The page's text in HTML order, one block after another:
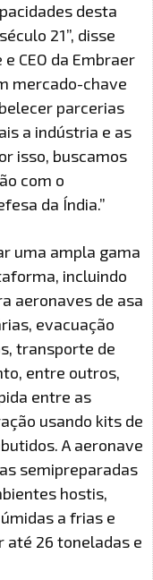
desta
21”, disse
CEO da Embraer
mercado-chave
parcerias
a indústria e as
isso, buscamos
com o
da Índia.”
uma ampla gama
incluindo
aeronaves de asa
evacuação
transporte de
entre outros,
entre as
usando kits de
A aeronave
semipreparadas
hostis,
a frias e
até 26 toneladas e